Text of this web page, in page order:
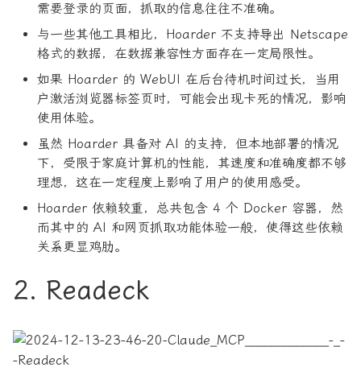
需要登录的页面，抓取的信息往往不准确。
与一些其他工具相比，Hoarder 不支持导出 Netscape
格式的数据，在数据兼容性方面存在一定局限性。
如果 Hoarder 的 WebUI 在后台待机时间过长，当用
户激活浏览器标签页时，可能会出现卡死的情况，影响
使用体验。
虽然 Hoarder 具备对 AI 的支持，但本地部署的情况
下，受限于家庭计算机的性能，其速度和准确度都不够
理想，这在一定程度上影响了用户的使用感受。
Hoarder 依赖较重，总共包含 4 个 Docker 容器，然
而其中的 AI 和网页抓取功能体验一般，使得这些依赖
关系更显鸡肋。
2. Readeck